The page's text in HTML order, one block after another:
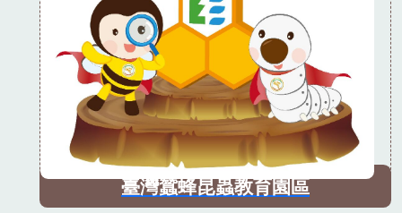
臺灣蠶蜂昆蟲教育園區